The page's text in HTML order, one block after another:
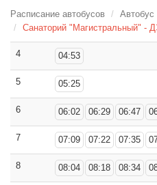
Расписание автобусов
Автобус
Санаторий "Магистральный" -
4 04:53
5 05:25
6 06:02 06:29 06:47
7 07:09 07:22 07:35
8 08:04 08:18 08:34